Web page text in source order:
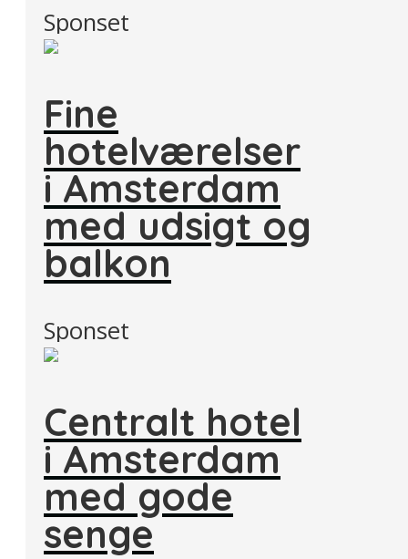
Sponset
Fine
hotelværelser
i Amsterdam
med udsigt og
balkon
Sponset
Centralt hotel
i Amsterdam
med gode
senge